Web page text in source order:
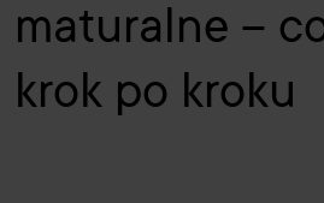
maturalne –
krok po kroku